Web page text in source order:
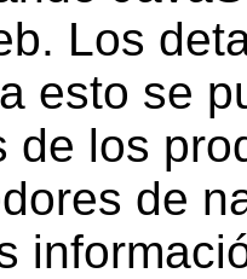
Los
esto se
de los
de